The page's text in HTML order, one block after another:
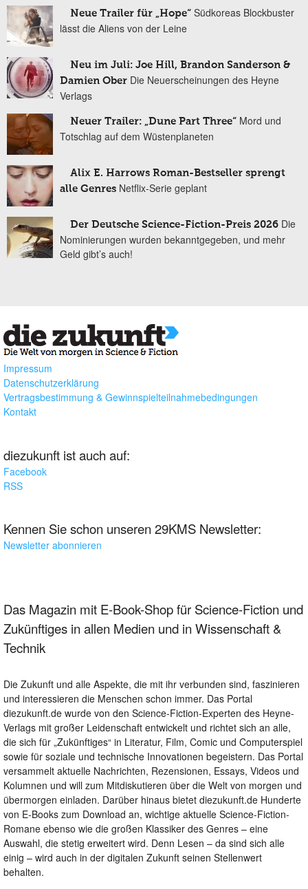
Neue Trailer für „Hope“ Südkoreas Blockbuster
lässt die Aliens von der Leine
Neu im Juli: Joe Hill, Brandon Sanderson &
Damien Ober Die Neuerscheinungen des Heyne
Verlags
Neuer Trailer: „Dune Part Three“ Mord und
Totschlag auf dem Wüstenplaneten
Alix E. Harrows Roman-Bestseller sprengt
alle Genres Netflix-Serie geplant
Der Deutsche Science-Fiction-Preis 2026 Die
Nominierungen wurden bekanntgegeben, und mehr
Geld gibt’s auch!
Impressum
Datenschutzerklärung
Vertragsbestimmung & Gewinnspielteilnahmebedingungen
Kontakt
diezukunft ist auch auf:
Facebook
RSS
Kennen Sie schon unseren 29KMS Newsletter:
Newsletter abonnieren
Das Magazin mit E-Book-Shop für Science-Fiction und
Zukünftiges in allen Medien und in Wissenschaft &
Technik
Die Zukunft und alle Aspekte, die mit ihr verbunden sind, faszinieren
und interessieren die Menschen schon immer. Das Portal
diezukunft.de wurde von den Science-Fiction-Experten des Heyne-
Verlags mit großer Leidenschaft entwickelt und richtet sich an alle,
die sich für „Zukünftiges“ in Literatur, Film, Comic und Computerspiel
sowie für soziale und technische Innovationen begeistern. Das Portal
versammelt aktuelle Nachrichten, Rezensionen, Essays, Videos und
Kolumnen und will zum Mitdiskutieren über die Welt von morgen und
übermorgen einladen. Darüber hinaus bietet diezukunft.de Hunderte
von E-Books zum Download an, wichtige aktuelle Science-Fiction-
Romane ebenso wie die großen Klassiker des Genres – eine
Auswahl, die stetig erweitert wird. Denn Lesen – da sind sich alle
einig – wird auch in der digitalen Zukunft seinen Stellenwert
behalten.